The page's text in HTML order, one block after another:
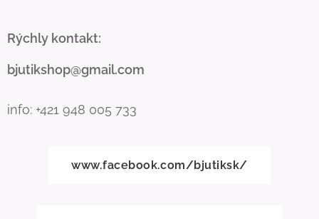
Rýchly kontakt:
bjutikshop@gmail.com
info: +421 948 005 733
www.facebook.com/bjutiksk/